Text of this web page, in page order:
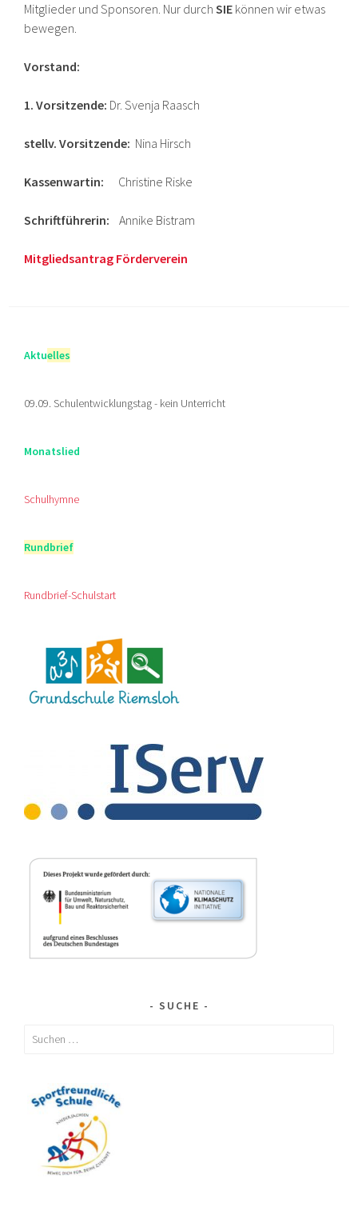
Mitglieder und Sponsoren. Nur durchSIE können wir etwas
bewegen.
Vorstand:
1. Vorsitzende: Dr. Svenja Raasch
stellv. Vorsitzende: Nina Hirsch
Kassenwartin: Christine Riske
Schriftführerin:Annike Bistram
Mitgliedsantrag Förderverein
Aktuelles
09.09. Schulentwicklungstag - kein Unterricht
Monatslied
Schulhymne
Rundbrief
Rundbrief-Schulstart
SUCHE
Suchen